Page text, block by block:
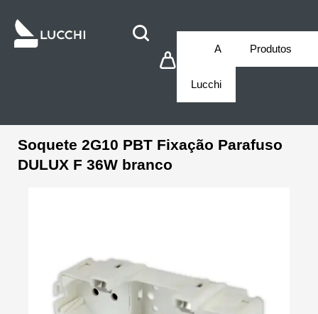
A
Lucchi
Produtos
Soquete 2G10 PBT Fixação Parafuso
DULUX F 36W branco